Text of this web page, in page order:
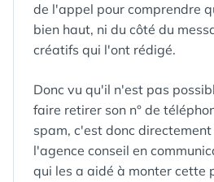
de l'appel pour comprendre
bien haut, ni du côté du
créatifs qui l'ont rédigé.
Donc vu qu'il n'est pas
faire retirer son n° de
spam, c'est donc
l'agence conseil en
qui les a aidé à monter cette